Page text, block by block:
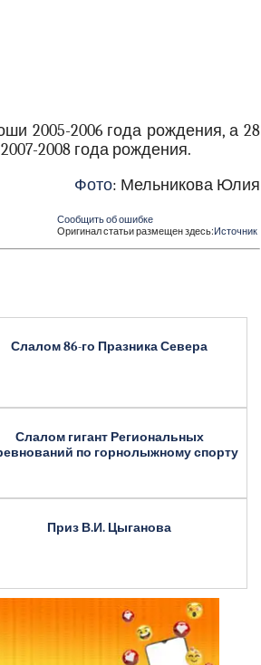
2005-2006 года рождения, а 28
2008 года рождения.
Фото: Мельникова Юлия
Сообщить об ошибке
Оригинал статьи размещен здесь:Источник
Слалом 86-го Празника Севера
Слалом гигант Региональных
по горнолыжному спорту
Приз В.И. Цыганова